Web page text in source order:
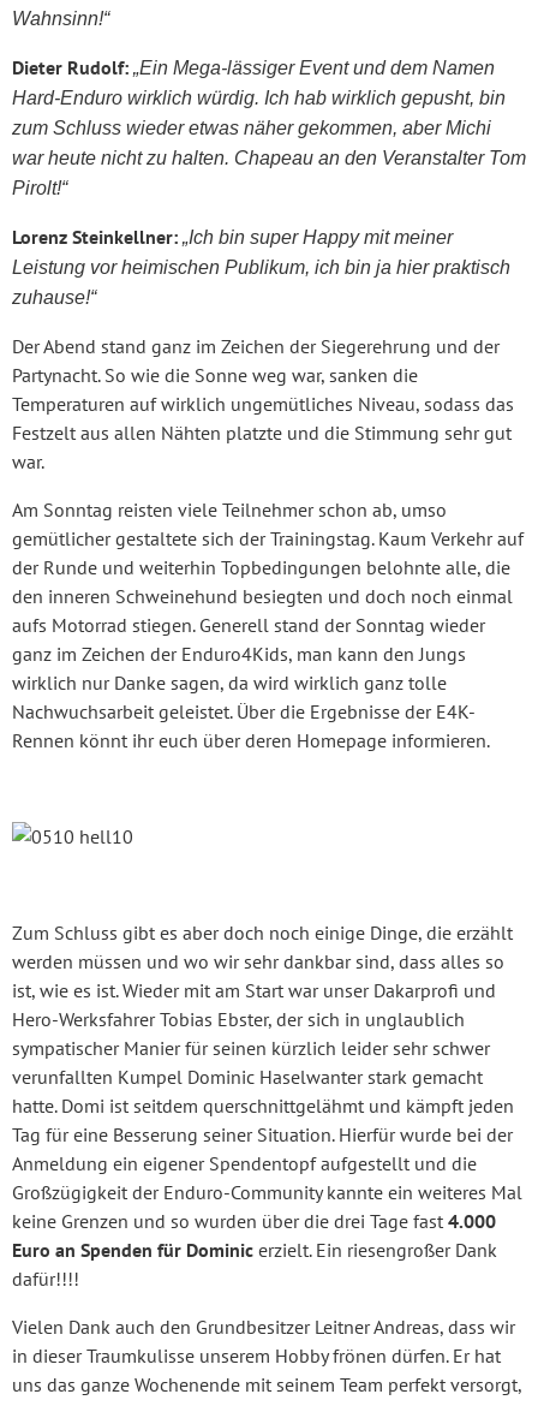
Wahnsinn!“
Dieter Rudolf: „Ein Mega-lässiger Event und dem Namen
Hard-Enduro wirklich würdig. Ich hab wirklich gepusht, bin
zum Schluss wieder etwas näher gekommen, aber Michi
war heute nicht zu halten. Chapeau an den Veranstalter Tom
Pirolt!“
Lorenz Steinkellner: „Ich bin super Happy mit meiner
Leistung vor heimischen Publikum, ich bin ja hier praktisch
zuhause!“
Der Abend stand ganz im Zeichen der Siegerehrung und der
Partynacht. So wie die Sonne weg war, sanken die
Temperaturen auf wirklich ungemütliches Niveau, sodass das
Festzelt aus allen Nähten platzte und die Stimmung sehr gut
war.
Am Sonntag reisten viele Teilnehmer schon ab, umso
gemütlicher gestaltete sich der Trainingstag. Kaum Verkehr auf
der Runde und weiterhin Topbedingungen belohnte alle, die
den inneren Schweinehund besiegten und doch noch einmal
aufs Motorrad stiegen. Generell stand der Sonntag wieder
ganz im Zeichen der Enduro4Kids, man kann den Jungs
wirklich nur Danke sagen, da wird wirklich ganz tolle
Nachwuchsarbeit geleistet. Über die Ergebnisse der E4K-
Rennen könnt ihr euch über deren Homepage informieren.
Zum Schluss gibt es aber doch noch einige Dinge, die erzählt
werden müssen und wo wir sehr dankbar sind, dass alles so
ist, wie es ist. Wieder mit am Start war unser Dakarprofi und
Hero-Werksfahrer Tobias Ebster, der sich in unglaublich
sympatischer Manier für seinen kürzlich leider sehr schwer
verunfallten Kumpel Dominic Haselwanter stark gemacht
hatte. Domi ist seitdem querschnittgelähmt und kämpft jeden
Tag für eine Besserung seiner Situation. Hierfür wurde bei der
Anmeldung ein eigener Spendentopf aufgestellt und die
Großzügigkeit der Enduro-Community kannte ein weiteres Mal
keine Grenzen und so wurden über die drei Tage fast 4.000
Euro an Spenden für Dominic erzielt. Ein riesengroßer Dank
dafür!!!!
Vielen Dank auch den Grundbesitzer Leitner Andreas, dass wir
in dieser Traumkulisse unserem Hobby frönen dürfen. Er hat
uns das ganze Wochenende mit seinem Team perfekt versorgt,